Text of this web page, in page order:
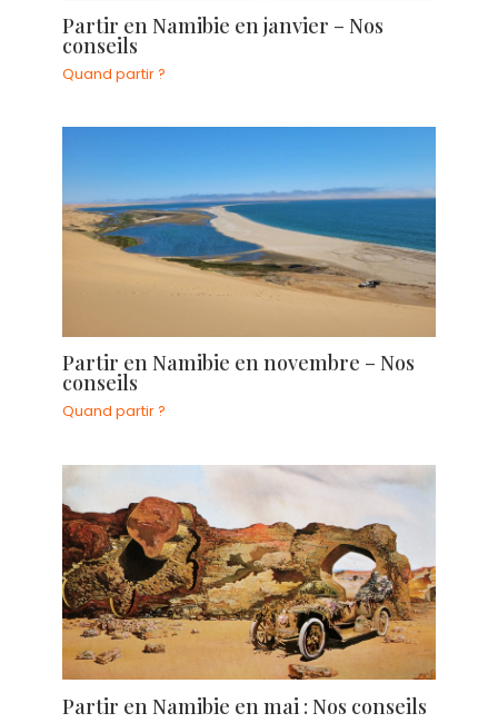
Partir en Namibie en janvier – Nos
conseils
Quand partir ?
Partir en Namibie en novembre – Nos
conseils
Quand partir ?
Partir en Namibie en mai : Nos conseils